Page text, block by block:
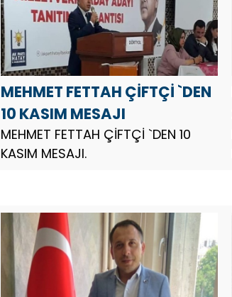
MEHMET FETTAH ÇİFTÇİ `DEN
10 KASIM MESAJI
MEHMET FETTAH ÇİFTÇİ `DEN 10
KASIM MESAJI.